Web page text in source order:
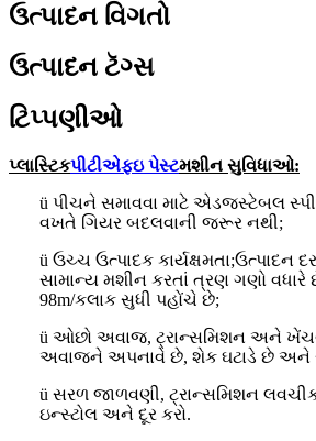
ઉત્પાદન વિગતો
ઉત્પાદન ટૅગ્સ
ટિપ્પણીઓ
પ્લાસ્ટિકપીટીએફઇ પેસ્ટમશીન સુવિધાઓ:
ü પીચને સમાવવા માટે એડજસ્ટેબલ
વખતે ગિયર બદલવાની જરૂર નથી;
ü ઉચ્ચ ઉત્પાદક કાર્યક્ષમતા;ઉત્પાદન
સામાન્ય મશીન કરતાં ત્રણ ગણો વધારે
98m/કલાક સુધી પહોંચે છે;
ü ઓછો અવાજ, ટ્રાન્સમિશન અને
અવાજને અપનાવે છે, શેક ઘટાડે છે અને
ü સરળ જાળવણી, ટ્રાન્સમિશન
ઇન્સ્ટોલ અને દૂર કરો.